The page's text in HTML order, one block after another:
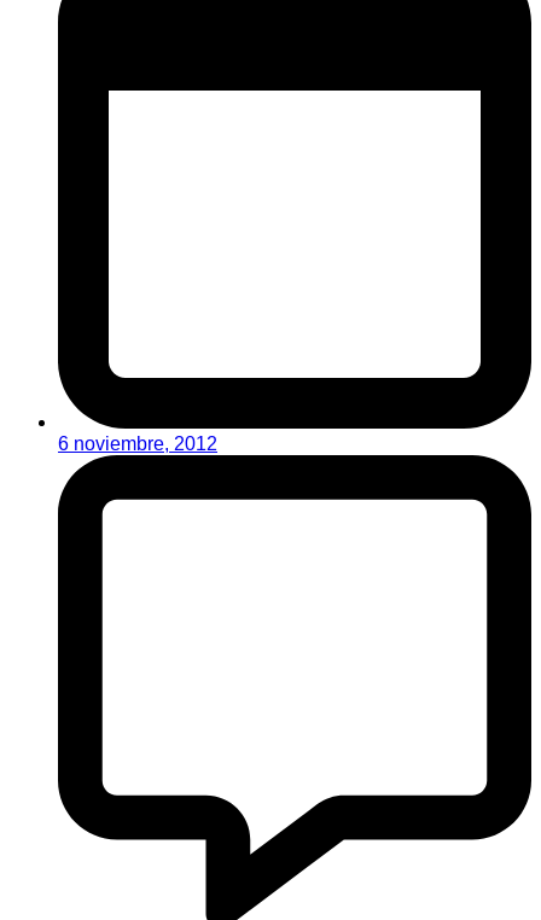
6 noviembre, 2012